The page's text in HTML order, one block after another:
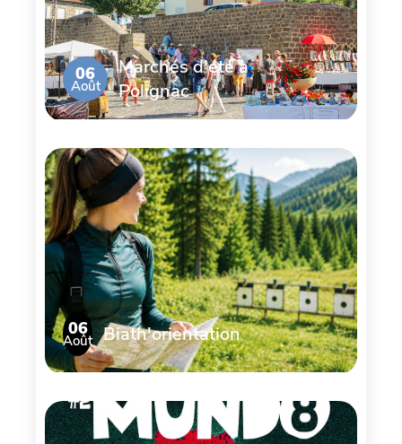
06
Août
Marchés d'été à
Polignac
06
Août Biath'orientation